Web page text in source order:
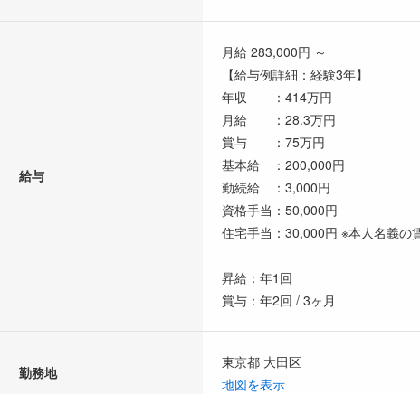
給与
月給 283,000円 ～
【給与例詳細：経験3年】
年収 ：414万円
月給 ：28.3万円
賞与 ：75万円
基本給 ：200,000円
勤続給 ：3,000円
資格手当：50,000円
住宅手当：30,000円 ※本人名義の
昇給：年1回
賞与：年2回 / 3ヶ月
勤務地
東京都 大田区
地図を表示